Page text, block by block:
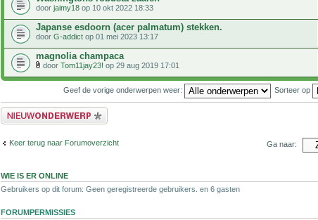
door jaimy18 op 10 okt 2022 18:33
Japanse esdoorn (acer palmatum) stekken.
door G-addict op 01 mei 2023 13:17
magnolia champaca
door Tom11jay23! op 29 aug 2019 17:01
Geef de vorige onderwerpen weer: Sorteer op
Plaats een nieuw bericht
Keer terug naar Forumoverzicht Ga naar:
WIE IS ER ONLINE
Gebruikers op dit forum: Geen geregistreerde gebruikers. en 6 gasten
FORUMPERMISSIES